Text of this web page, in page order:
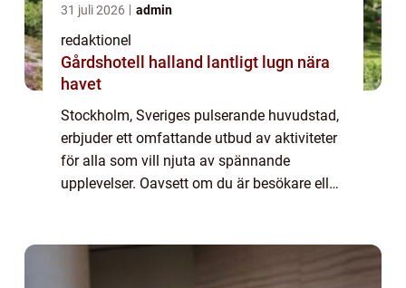
31 juli 2026 admin
redaktionel
Gårdshotell halland lantligt lugn nära
havet
Stockholm, Sveriges pulserande huvudstad,
erbjuder ett omfattande utbud av aktiviteter
för alla som vill njuta av spännande
upplevelser. Oavsett om du är besökare eller